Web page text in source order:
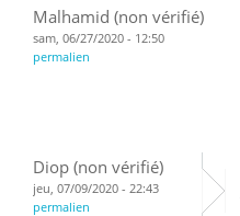
Malhamid (non vérifié)
sam, 06/27/2020 - 12:50
permalien
Diop (non vérifié)
jeu, 07/09/2020 - 22:43
permalien